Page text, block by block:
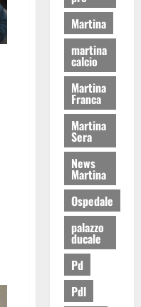
Martina
martina
calcio
Martina
Franca
Martina
Sera
News
Martina
Ospedale
palazzo
ducale
Pd
Pdl